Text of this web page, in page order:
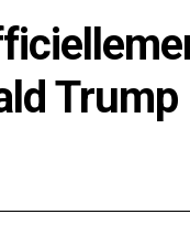
Trump